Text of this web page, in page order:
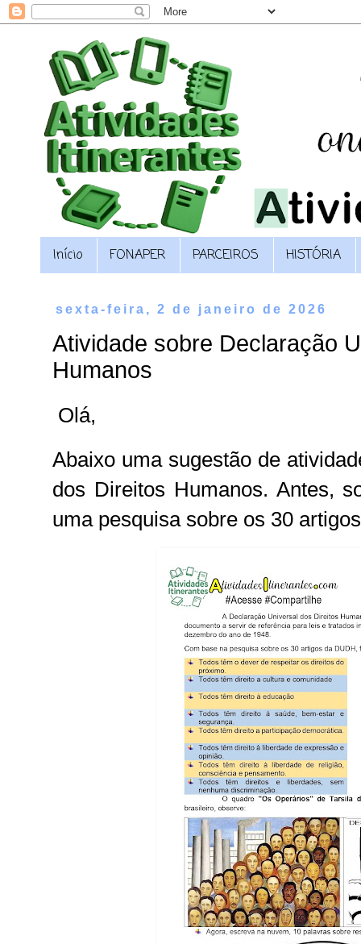
Início FONAPER PARCEIROS HISTÓRIA
sexta-feira, 2 de janeiro de 2026
Atividade sobre Declaração
Humanos
Olá,
Abaixo uma sugestão de
dos Direitos Humanos. Antes,
uma pesquisa sobre os 30